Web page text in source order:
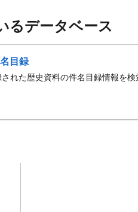
るデータベース
目録
れた歴史資料の件名目録情報を検